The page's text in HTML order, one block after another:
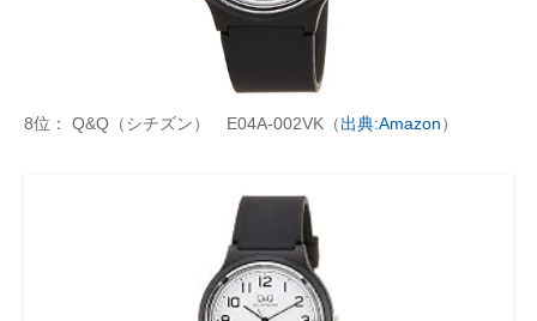
8位： Q&Q（シチズン） E04A-002VK（出典:Amazon）